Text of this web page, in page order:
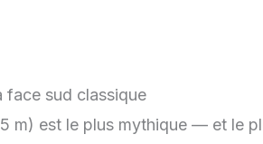
face sud classique
m) est le plus mythique — et le